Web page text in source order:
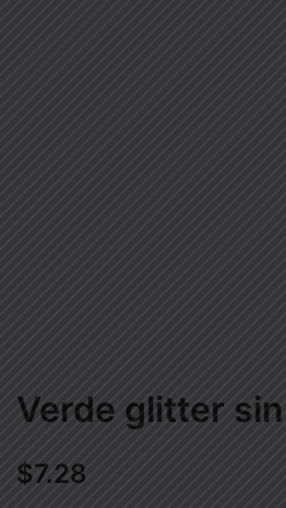
Verde glitter
$7.28